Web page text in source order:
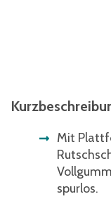
Mit
spurlos.